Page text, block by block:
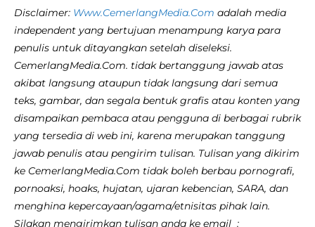
Disclaimer: Www.CemerlangMedia.Com adalah media
independent yang bertujuan menampung karya para
penulis untuk ditayangkan setelah diseleksi.
CemerlangMedia.Com. tidak bertanggung jawab atas
akibat langsung ataupun tidak langsung dari semua
teks, gambar, dan segala bentuk grafis atau konten yang
disampaikan pembaca atau pengguna di berbagai rubrik
yang tersedia di web ini, karena merupakan tanggung
jawab penulis atau pengirim tulisan. Tulisan yang dikirim
ke CemerlangMedia.Com tidak boleh berbau pornografi,
pornoaksi, hoaks, hujatan, ujaran kebencian, SARA, dan
menghina kepercayaan/agama/etnisitas pihak lain.
Silakan mengirimkan tulisan anda ke email :